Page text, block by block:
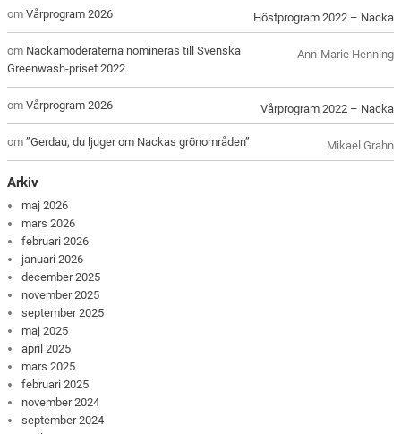
Höstprogram 2022 – Nacka
omVårprogram 2026
Ann-Marie Henning
om Nackamoderaterna nomineras till Svenska
Greenwash-priset 2022
Vårprogram 2022 – Nacka
omVårprogram 2026
Mikael Grahn
om”Gerdau, du ljuger om Nackas grönområden”
Arkiv
maj 2026
mars 2026
februari 2026
januari 2026
december 2025
november 2025
september 2025
maj 2025
april 2025
mars 2025
februari 2025
november 2024
september 2024